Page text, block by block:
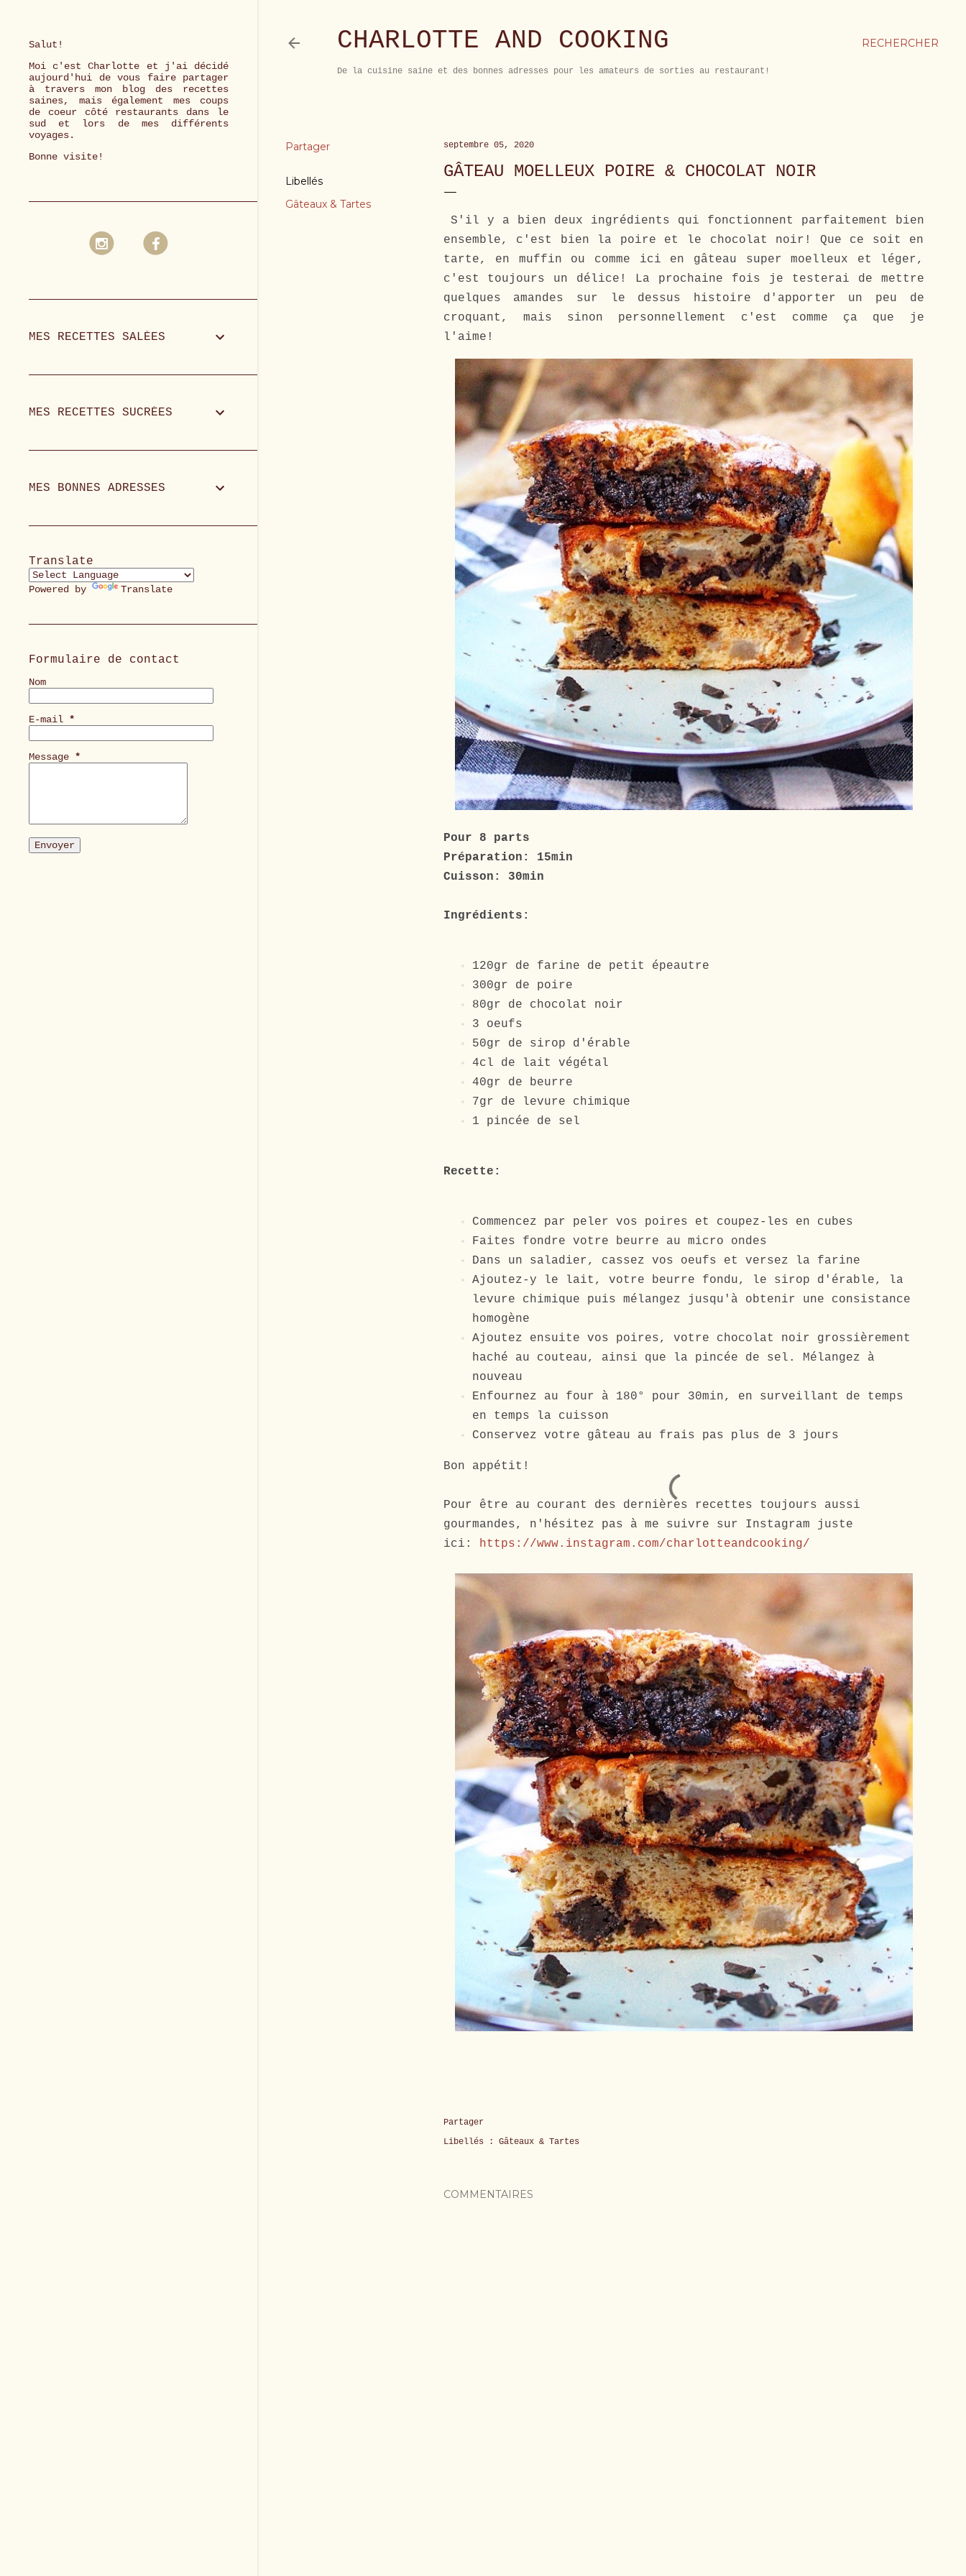
RECHERCHER
CHARLOTTE AND COOKING
De la cuisine saine et des bonnes adresses pour les amateurs de sorties au restaurant!
Partager
Libellés
Gâteaux & Tartes
septembre 05, 2020
GÂTEAU MOELLEUX POIRE & CHOCOLAT NOIR
S'il y a bien deux ingrédients qui fonctionnent parfaitement bien
ensemble, c'est bien la poire et le chocolat noir! Que ce soit en
tarte, en muffin ou comme ici en gâteau super moelleux et léger,
c'est toujours un délice! La prochaine fois je testerai de mettre
quelques amandes sur le dessus histoire d'apporter un peu de
croquant, mais sinon personnellement c'est comme ça que je
l'aime!
Pour 8 parts
Préparation: 15min
Cuisson: 30min
Ingrédients:
120gr de farine de petit épeautre
300gr de poire
80gr de chocolat noir
3 oeufs
50gr de sirop d'érable
4cl de lait végétal
40gr de beurre
7gr de levure chimique
1 pincée de sel
Recette:
Commencez par peler vos poires et coupez-les en cubes
Faites fondre votre beurre au micro ondes
Dans un saladier, cassez vos oeufs et versez la farine
Ajoutez-y le lait, votre beurre fondu, le sirop d'érable, la
levure chimique puis mélangez jusqu'à obtenir une consistance
homogène
Ajoutez ensuite vos poires, votre chocolat noir grossièrement
haché au couteau, ainsi que la pincée de sel. Mélangez à
nouveau
Enfournez au four à 180° pour 30min, en surveillant de temps
en temps la cuisson
Conservez votre gâteau au frais pas plus de 3 jours
Bon appétit!
Pour être au courant des dernières recettes toujours aussi
gourmandes, n'hésitez pas à me suivre sur Instagram juste
ici: https://www.instagram.com/charlotteandcooking/
Partager
Libellés :
Gâteaux & Tartes
COMMENTAIRES
Salut!
Moi c'est Charlotte et j'ai décidé
aujourd'hui de vous faire partager
à travers mon blog des recettes
saines, mais également mes coups
de coeur côté restaurants dans le
sud et lors de mes différents
voyages.
Bonne visite!
MES RECETTES SALÉES
MES RECETTES SUCRÉES
MES BONNES ADRESSES
Translate
Powered by Translate
Formulaire de contact
Nom
E-mail *
Message *